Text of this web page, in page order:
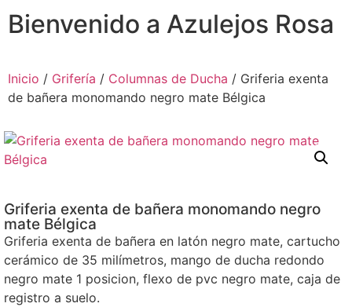
Bienvenido a Azulejos Rosa
Inicio / Grifería / Columnas de Ducha / Griferia exenta
de bañera monomando negro mate Bélgica
Griferia exenta de bañera monomando negro
mate Bélgica
Griferia exenta de bañera en latón negro mate, cartucho
cerámico de 35 milímetros, mango de ducha redondo
negro mate 1 posicion, flexo de pvc negro mate, caja de
registro a suelo.